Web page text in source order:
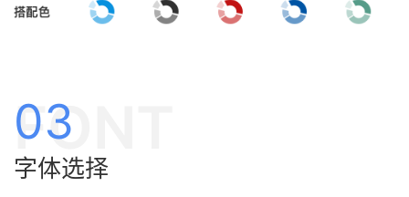
03
FONT
字体选择